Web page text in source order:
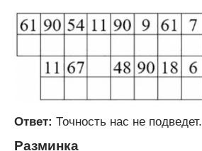
Ответ: Точность нас не подведет.
Разминка